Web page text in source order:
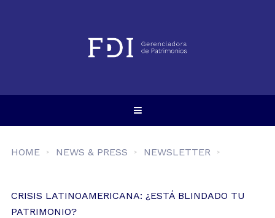
HOME NEWS & PRESS NEWSLETTER
CRISIS LATINOAMERICANA: ¿ESTÁ BLINDADO TU
PATRIMONIO?